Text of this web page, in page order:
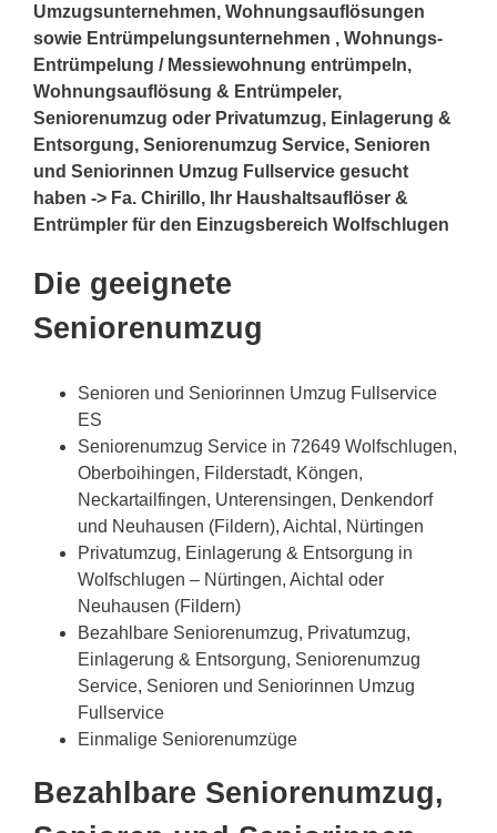
Umzugsunternehmen, Wohnungsauflösungen
sowie Entrümpelungsunternehmen , Wohnungs-
Entrümpelung / Messiewohnung entrümpeln,
Wohnungsauflösung & Entrümpeler,
Seniorenumzug oder Privatumzug, Einlagerung &
Entsorgung, Seniorenumzug Service, Senioren
und Seniorinnen Umzug Fullservice gesucht
haben -> Fa. Chirillo, Ihr Haushaltsauflöser &
Entrümpler für den Einzugsbereich Wolfschlugen
Die geeignete
Seniorenumzug
Senioren und Seniorinnen Umzug Fullservice
ES
Seniorenumzug Service in 72649 Wolfschlugen,
Oberboihingen, Filderstadt, Köngen,
Neckartailfingen, Unterensingen, Denkendorf
und Neuhausen (Fildern), Aichtal, Nürtingen
Privatumzug, Einlagerung & Entsorgung in
Wolfschlugen – Nürtingen, Aichtal oder
Neuhausen (Fildern)
Bezahlbare Seniorenumzug, Privatumzug,
Einlagerung & Entsorgung, Seniorenumzug
Service, Senioren und Seniorinnen Umzug
Fullservice
Einmalige Seniorenumzüge
Bezahlbare Seniorenumzug,